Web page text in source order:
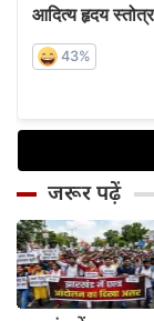
जरूर पढ़ें